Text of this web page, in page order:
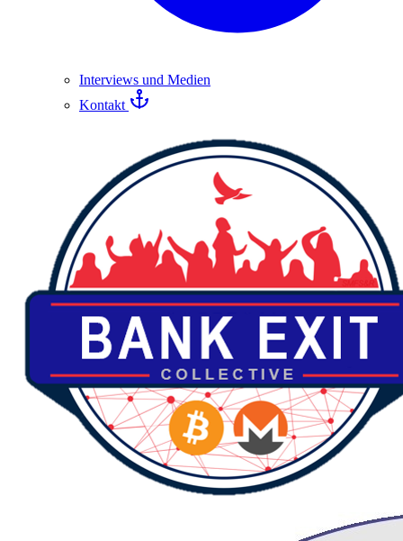
Interviews und Medien
Kontakt